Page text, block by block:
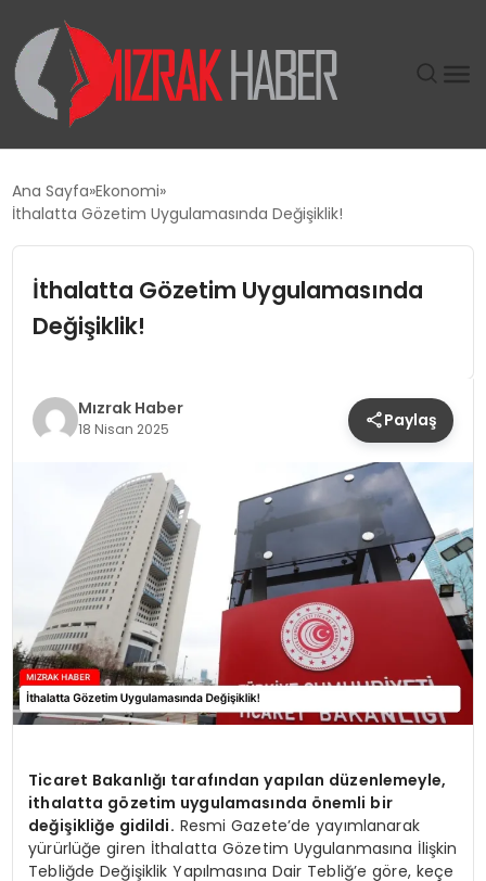
DÜNYA
EKONOMI
SPOR
Ana Sayfa Ekonomi
İthalatta Gözetim Uygulamasında Değişiklik!
İthalatta Gözetim Uygulamasında
Değişiklik!
Mızrak Haber
18 Nisan 2025 Paylaş
Ticaret Bakanlığı tarafından yapılan düzenlemeyle,
ithalatta gözetim uygulamasında önemli bir
değişikliğe gidildi. Resmi Gazete’de yayımlanarak
yürürlüğe giren İthalatta Gözetim Uygulanmasına İlişkin
Tebliğde Değişiklik Yapılmasına Dair Tebliğ’e göre, keçe